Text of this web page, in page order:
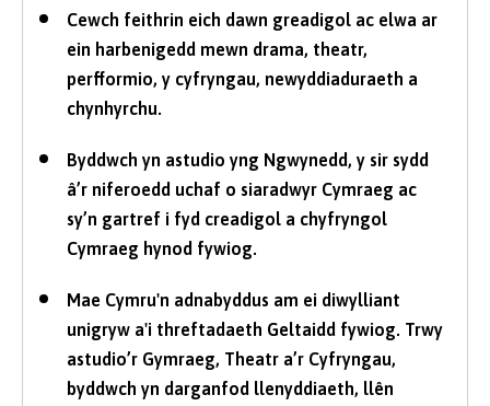
Cewch feithrin eich dawn greadigol ac elwa ar
ein harbenigedd mewn drama, theatr,
perfformio, y cyfryngau, newyddiaduraeth a
chynhyrchu.
Byddwch yn astudio yng Ngwynedd, y sir sydd
â’r niferoedd uchaf o siaradwyr Cymraeg ac
sy’n gartref i fyd creadigol a chyfryngol
Cymraeg hynod fywiog.
Mae Cymru'n adnabyddus am ei diwylliant
unigryw a'i threftadaeth Geltaidd fywiog. Trwy
astudio’r Gymraeg, Theatr a’r Cyfryngau,
byddwch yn darganfod llenyddiaeth, llên